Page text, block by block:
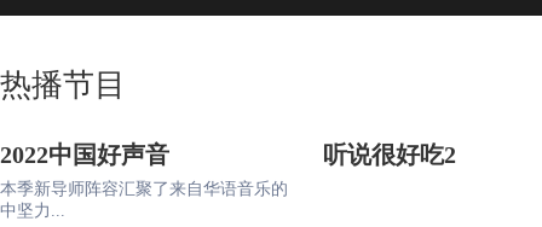
热播节目
2022中国好声音
本季新导师阵容汇聚了来自华语音乐的
中坚力...
听说很好吃2